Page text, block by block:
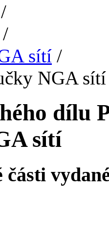
/
/
sítí /
NGA
dílu
sítí
části